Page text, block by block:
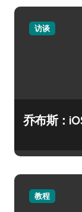
访谈
乔布斯：
教程